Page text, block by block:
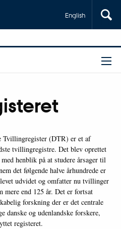
English
Tvillingregister (DTR) er et af
tvillingregistre. Det blev oprettet
henblik på at studere årsager til
det følgende halve århundrede er
udvidet og omfatter nu tvillinger
mere end 125 år. Det er fortsat
forskning der er det centrale
danske og udenlandske forskere,
registeret.